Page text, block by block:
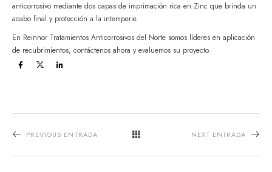
anticorrosivo mediante dos capas de imprimación rica en Zinc que brinda un
acabo final y protección a la intemperie.
En Reinnor Tratamientos Anticorrosivos del Norte somos líderes en aplicación
de recubrimientos, contáctenos ahora y evaluemos su proyecto.
PREVIOUS ENTRADA NEXT ENTRADA